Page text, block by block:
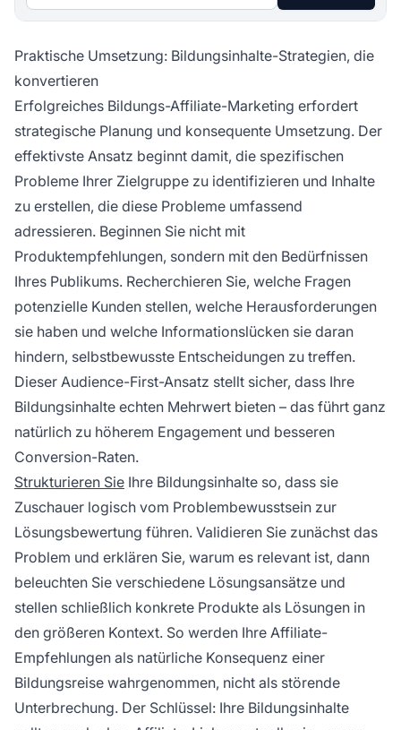
Praktische Umsetzung: Bildungsinhalte-Strategien, die
konvertieren
Erfolgreiches Bildungs-Affiliate-Marketing erfordert
strategische Planung und konsequente Umsetzung. Der
effektivste Ansatz beginnt damit, die spezifischen
Probleme Ihrer Zielgruppe zu identifizieren und Inhalte
zu erstellen, die diese Probleme umfassend
adressieren. Beginnen Sie nicht mit
Produktempfehlungen, sondern mit den Bedürfnissen
Ihres Publikums. Recherchieren Sie, welche Fragen
potenzielle Kunden stellen, welche Herausforderungen
sie haben und welche Informationslücken sie daran
hindern, selbstbewusste Entscheidungen zu treffen.
Dieser Audience-First-Ansatz stellt sicher, dass Ihre
Bildungsinhalte echten Mehrwert bieten – das führt ganz
natürlich zu höherem Engagement und besseren
Conversion-Raten.
Strukturieren Sie Ihre Bildungsinhalte so, dass sie
Zuschauer logisch vom Problembewusstsein zur
Lösungsbewertung führen. Validieren Sie zunächst das
Problem und erklären Sie, warum es relevant ist, dann
beleuchten Sie verschiedene Lösungsansätze und
stellen schließlich konkrete Produkte als Lösungen in
den größeren Kontext. So werden Ihre Affiliate-
Empfehlungen als natürliche Konsequenz einer
Bildungsreise wahrgenommen, nicht als störende
Unterbrechung. Der Schlüssel: Ihre Bildungsinhalte